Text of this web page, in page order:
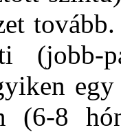
(jobb-
(6-8